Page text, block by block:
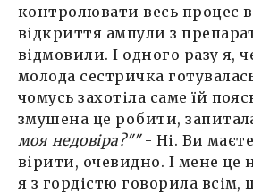
контролювати весь процес
відкриття ампули з
відмовили. І одного разу я,
молода сестричка
чомусь захотіла саме їй
змушена це робити,
моя недовіра?""- Ні. Ви
вірити, очевидно. І мене це
я з гордістю говорила всім,